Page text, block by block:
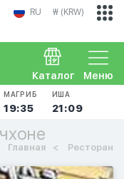
RU ₩ (KRW)
Меню
Каталог
МАГРИБ
19:35
ИША
21:09
Главная Ресторан